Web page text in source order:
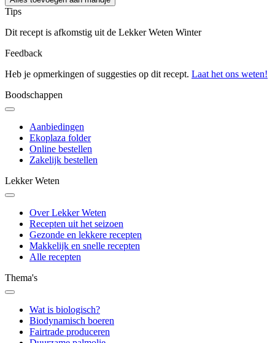
Tips
Dit recept is afkomstig uit de Lekker Weten Winter
Feedback
Heb je opmerkingen of suggesties op dit recept. Laat het ons weten!
Boodschappen
Aanbiedingen
Ekoplaza folder
Online bestellen
Zakelijk bestellen
Lekker Weten
Over Lekker Weten
Recepten uit het seizoen
Gezonde en lekkere recepten
Makkelijk en snelle recepten
Alle recepten
Thema's
Wat is biologisch?
Biodynamisch boeren
Fairtrade produceren